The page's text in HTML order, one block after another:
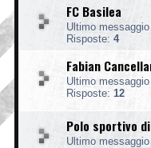
FC Basilea
Ultimo
Risposte: 4
Fabian
Ultimo
Risposte: 12
Polo sportivo
Ultimo